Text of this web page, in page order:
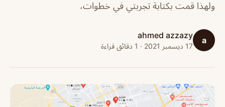
ولهذا قمت بكتابة تجربتي في خطوات،
a
ahmed azzazy
17 ديسمبر 2021 · 1 دقائق قراءة